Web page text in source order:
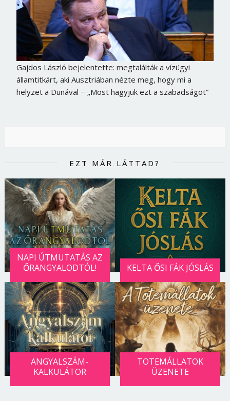
Gajdos László bejelentette: megtalálták a vízügyi
államtitkárt, aki Ausztriában nézte meg, hogy mi a
helyzet a Dunával − „Most hagyjuk ezt a szabadságot”
EZT MÁR LÁTTAD?
NAPI ÚTMUTATÁS AZ
ŐRANGYALODTÓL!
KELTA ŐSI FÁK JÓSLÁS
ANGYALSZÁM-
KALKULÁTOR
TOTEMÁLLATOK
ÜZENETE